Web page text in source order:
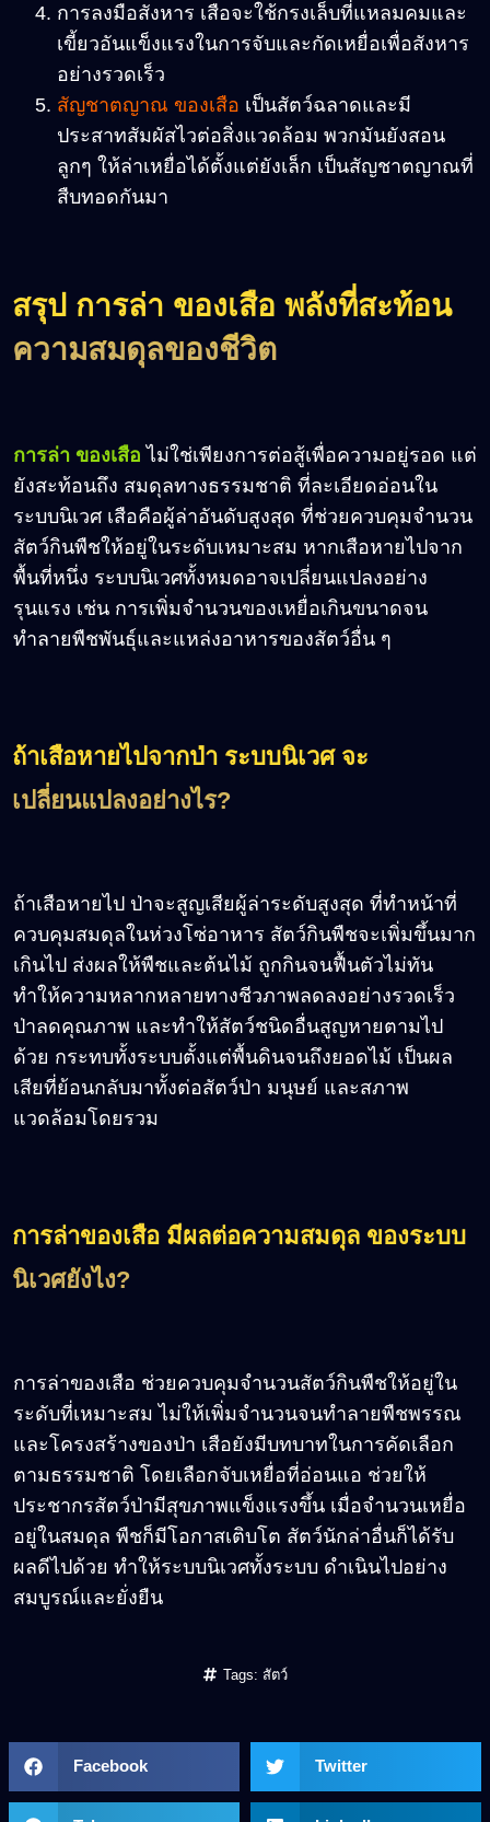
การลงมือสังหาร เสือจะใช้กรงเล็บที่แหลมคมและ
เขี้ยวอันแข็งแรงในการจับและกัดเหยื่อเพื่อสังหาร
อย่างรวดเร็ว
สัญชาตญาณ ของเสือ เป็นสัตว์ฉลาดและมี
ประสาทสัมผัสไวต่อสิ่งแวดล้อม พวกมันยังสอน
ลูกๆ ให้ล่าเหยื่อได้ตั้งแต่ยังเล็ก เป็นสัญชาตญาณที่
สืบทอดกันมา
สรุป การล่า ของเสือ พลังที่สะท้อน
ความสมดุลของชีวิต
การล่า ของเสือ ไม่ใช่เพียงการต่อสู้เพื่อความอยู่รอด แต่
ยังสะท้อนถึง สมดุลทางธรรมชาติ ที่ละเอียดอ่อนใน
ระบบนิเวศ เสือคือผู้ล่าอันดับสูงสุด ที่ช่วยควบคุมจำนวน
สัตว์กินพืชให้อยู่ในระดับเหมาะสม หากเสือหายไปจาก
พื้นที่หนึ่ง ระบบนิเวศทั้งหมดอาจเปลี่ยนแปลงอย่าง
รุนแรง เช่น การเพิ่มจำนวนของเหยื่อเกินขนาดจน
ทำลายพืชพันธุ์และแหล่งอาหารของสัตว์อื่น ๆ
ถ้าเสือหายไปจากป่า ระบบนิเวศ จะ
เปลี่ยนแปลงอย่างไร?
ถ้าเสือหายไป ป่าจะสูญเสียผู้ล่าระดับสูงสุด ที่ทำหน้าที่
ควบคุมสมดุลในห่วงโซ่อาหาร สัตว์กินพืชจะเพิ่มขึ้นมาก
เกินไป ส่งผลให้พืชและต้นไม้ ถูกกินจนฟื้นตัวไม่ทัน
ทำให้ความหลากหลายทางชีวภาพลดลงอย่างรวดเร็ว
ป่าลดคุณภาพ และทำให้สัตว์ชนิดอื่นสูญหายตามไป
ด้วย กระทบทั้งระบบตั้งแต่พื้นดินจนถึงยอดไม้ เป็นผล
เสียที่ย้อนกลับมาทั้งต่อสัตว์ป่า มนุษย์ และสภาพ
แวดล้อมโดยรวม
การล่าของเสือ มีผลต่อความสมดุล ของระบบ
นิเวศยังไง?
การล่าของเสือ ช่วยควบคุมจำนวนสัตว์กินพืชให้อยู่ใน
ระดับที่เหมาะสม ไม่ให้เพิ่มจำนวนจนทำลายพืชพรรณ
และโครงสร้างของป่า เสือยังมีบทบาทในการคัดเลือก
ตามธรรมชาติ โดยเลือกจับเหยื่อที่อ่อนแอ ช่วยให้
ประชากรสัตว์ป่ามีสุขภาพแข็งแรงขึ้น เมื่อจำนวนเหยื่อ
อยู่ในสมดุล พืชก็มีโอกาสเติบโต สัตว์นักล่าอื่นก็ได้รับ
ผลดีไปด้วย ทำให้ระบบนิเวศทั้งระบบ ดำเนินไปอย่าง
สมบูรณ์และยั่งยืน
Tags: สัตว์
Facebook Twitter